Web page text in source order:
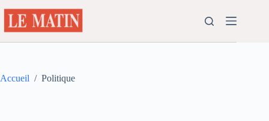
au
contenu
Accueil / Politique